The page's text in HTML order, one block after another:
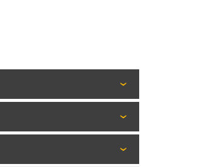
›
›
›